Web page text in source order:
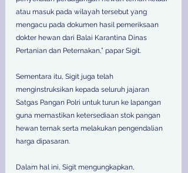
atau masuk pada wilayah tersebut yang
mengacu pada dokumen hasil pemeriksaan
dokter hewan dari Balai Karantina Dinas
Pertanian dan Peternakan,” papar Sigit.
Sementara itu, Sigit juga telah
menginstruksikan kepada seluruh jajaran
Satgas Pangan Polri untuk turun ke lapangan
guna memastikan ketersediaan stok pangan
hewan ternak serta melakukan pengendalian
harga dipasaran.
Dalam hal ini, Sigit mengungkapkan,